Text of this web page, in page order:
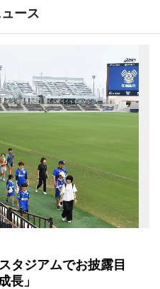
ース
タジアムでお披露目
長」